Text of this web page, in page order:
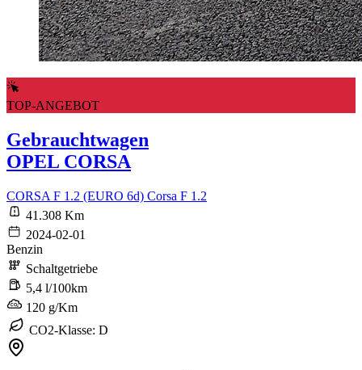
TOP-ANGEBOT
Gebrauchtwagen
OPEL CORSA
CORSA F 1.2 (EURO 6d) Corsa F 1.2
41.308 Km
2024-02-01
Benzin
Schaltgetriebe
5,4 l/100km
120 g/Km
CO2-Klasse: D